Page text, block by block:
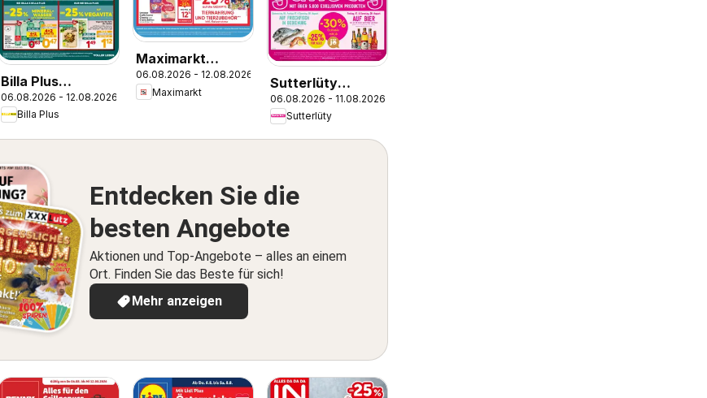
Billa Plus
Flugblatt
06.08.2026 - 12.08.2026
Billa Plus
Maximarkt
Flugblatt
06.08.2026 - 12.08.2026
Maximarkt
Sutterlüty
Flugblatt
06.08.2026 - 11.08.2026
Sutterlüty
Entdecken Sie die
besten Angebote
Aktionen und Top-Angebote – alles an einem
Ort. Finden Sie das Beste für sich!
Mehr anzeigen